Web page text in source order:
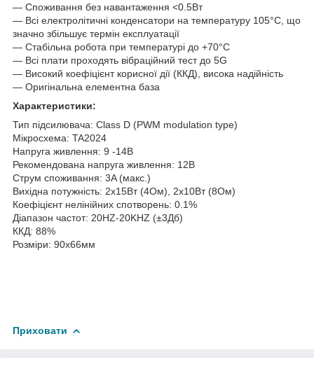
― Споживання без навантаження <0.5Вт
― Всі електролітичні конденсатори на температуру 105°C, що
значно збільшує термін експлуатації
― Стабільна робота при температурі до +70°C
― Всі плати проходять вібраційний тест до 5G
― Високий коефіцієнт корисної дії (ККД), висока надійність
― Оригінальна елементна база
Характеристики:
Тип підсилювача: Class D (PWM modulation type)
Мікросхема: TA2024
Напруга живлення: 9 -14В
Рекомендована напруга живлення: 12В
Струм споживання: 3A (макс.)
Вихідна потужність: 2х15Вт (4Ом), 2х10Вт (8Ом)
Коефіцієнт нелінійних спотворень: 0.1%
Діапазон частот: 20HZ-20KHZ (±3Дб)
ККД: 88%
Розміри: 90x66мм
Приховати